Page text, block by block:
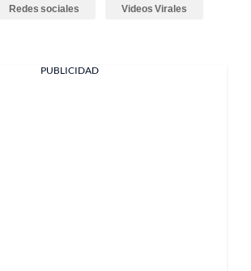
Redes sociales Videos Virales
PUBLICIDAD